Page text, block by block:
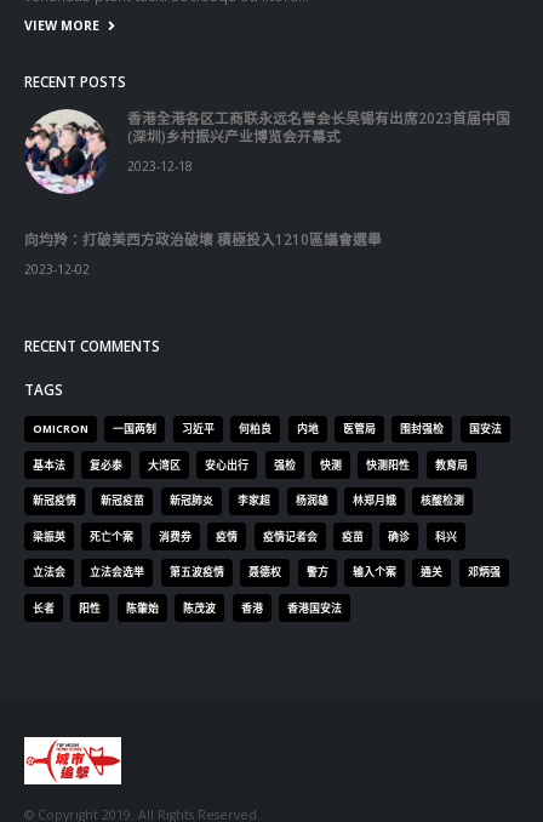
VIEW MORE
RECENT POSTS
香港全港各区工商联永远名誉会长吴锡有出席2023首届中国
(深圳)乡村振兴产业博览会开幕式
2023-12-18
向均羚：打破美西方政治破壞 積極投入1210區議會選舉
2023-12-02
RECENT COMMENTS
TAGS
OMICRON 一国两制 习近平 何柏良 内地 医管局 围封强检 国安法
基本法 复必泰 大湾区 安心出行 强检 快测 快测阳性 教育局
新冠疫情 新冠疫苗 新冠肺炎 李家超 杨润雄 林郑月娥 核酸检测
梁振英 死亡个案 消费券 疫情 疫情记者会 疫苗 确诊 科兴
立法会 立法会选举 第五波疫情 聂德权 警方 输入个案 通关 邓炳强
长者 阳性 陈肇始 陈茂波 香港 香港国安法
© Copyright 2019. All Rights Reserved.